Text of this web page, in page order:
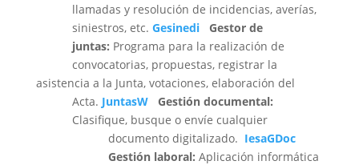
llamadas y resolución de incidencias, averías,
siniestros, etc. Gesinedi
Gestor de
juntas: Programa para la realización de
convocatorias, propuestas, registrar la
asistencia a la Junta, votaciones, elaboración del
Acta. JuntasW
Gestión documental:
Clasifique, busque o envíe cualquier
documento digitalizado. IesaGDoc
Gestión laboral: Aplicación informática